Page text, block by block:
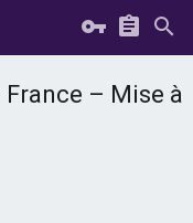
– Mise à